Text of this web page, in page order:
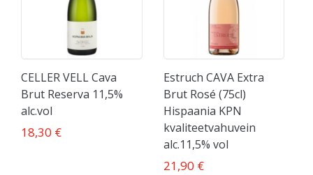
CELLER VELL Cava
Brut Reserva 11,5%
alc.vol
18,30 €
Estruch CAVA Extra
Brut Rosé (75cl)
Hispaania KPN
kvaliteetvahuvein
alc.11,5% vol
21,90 €